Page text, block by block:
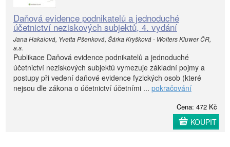
Daňová evidence podnikatelů a jednoduché
účetnictví neziskových subjektů, 4. vydání
Jana Hakalová, Yvetta Pšenková, Šárka Kryšková - Wolters Kluwer ČR,
a.s.
Publikace Daňová evidence podnikatelů a jednoduché
účetnictví neziskových subjektů vymezuje základní pojmy a
postupy při vedení daňové evidence fyzických osob (které
nejsou dle zákona o účetnictví účetními ... pokračování
Cena: 472 Kč
KOUPIT